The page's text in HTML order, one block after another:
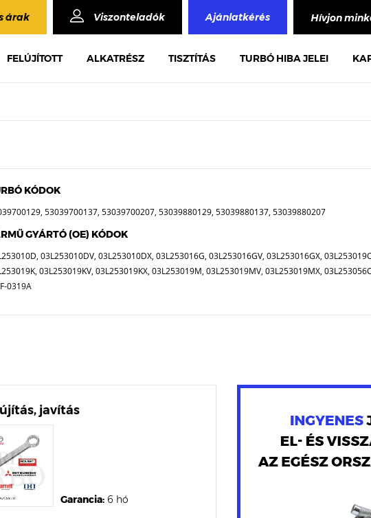
árak Viszonteladók Ajánlatkérés Hívjon
FELÚJÍTOTT ALKATRÉSZ TISZTÍTÁS TURBÓ HIBA JELEI
KÓDOK
53039700137, 53039700207, 53039880129, 53039880137, 53039880207
GYÁRTÓ (OE) KÓDOK
03L253010DV, 03L253010DX, 03L253016G, 03L253016GV, 03L253016GX,
03L253019KV, 03L253019KX, 03L253019M, 03L253019MV, 03L253019MX,
0319A
javítás
Garancia: 6 hó